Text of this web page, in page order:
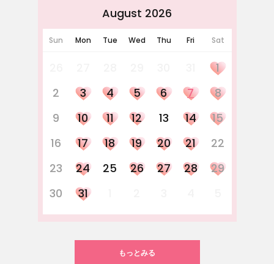
August 2026
Sun Mon Tue Wed Thu Fri Sat
1
2
3 4 5 6 7
8
9
10 11 12 13 14
15
16
17 18 19 20 21
22
23
24 25 26 27 28
29
30
31
もっとみる